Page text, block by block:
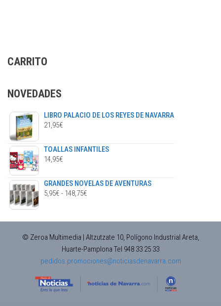
CARRITO
NOVEDADES
LIBRO PALACIO DE LOS REYES DE NAVARRA
21,95€
TOALLAS INFANTILES
14,95€
GRANDES NOVELAS DE AVENTURAS
5,95€ - 148,75€
5,95€
HASTA
148,75€
© Zeroa Multimedia | Altzutzate 10, Polígono Industrial Areta,
Huarte-Pamplona Tel 948 33 25 33
pedidos.promociones@noticiasdenavarra.com